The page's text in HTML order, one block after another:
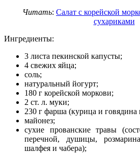
Читать: Салат с корейской
сухариками
Ингредиенты:
3 листа пекинской капусты;
4 свежих яйца;
соль;
натуральный йогурт;
180 г корейской моркови;
2 ст. л. муки;
230 г фарша (курица и говядина
майонез;
сухие прованские травы
перечной, душицы,
шалфея и чабера);